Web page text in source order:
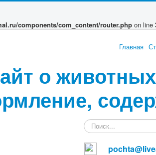
components/com_content/router.php on line
Главная
о
Искать...